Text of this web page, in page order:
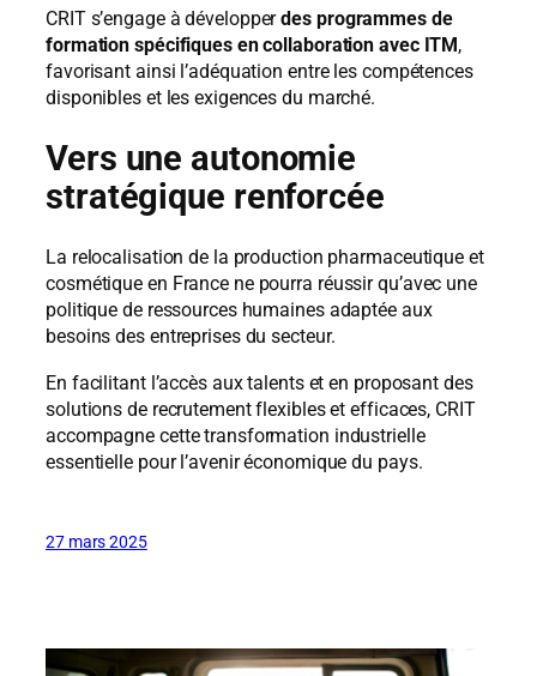
CRIT s’engage à développerdes programmes de
formation spécifiques en collaboration avec ITM,
favorisant ainsi l’adéquation entre les compétences
disponibles et les exigences du marché.
Vers une autonomie
stratégique renforcée
La relocalisation de la production pharmaceutique et
cosmétique en France ne pourra réussir qu’avec une
politique de ressources humaines adaptée aux
besoins des entreprises du secteur.
En facilitant l’accès aux talents et en proposant des
solutions de recrutement flexibles et efficaces, CRIT
accompagne cette transformation industrielle
essentielle pour l’avenir économique du pays.
27 mars 2025